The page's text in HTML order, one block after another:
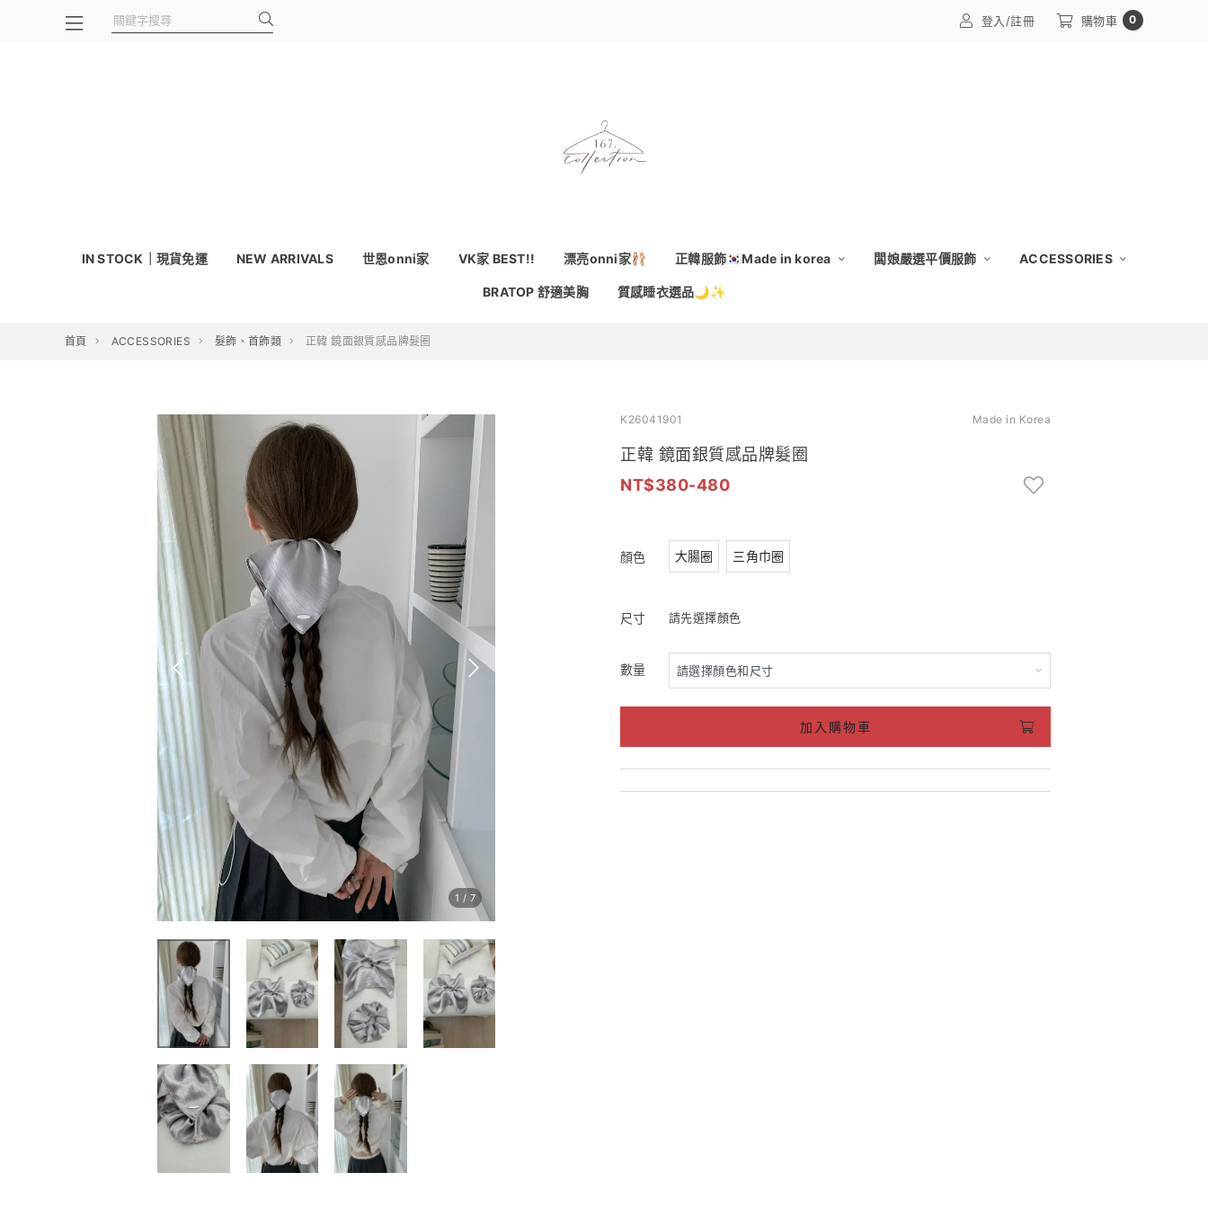
登入/註冊 購物車 0
IN STOCK｜現貨免運 NEW ARRIVALS 世恩onni家 VK家 BEST!! 漂亮onni家🩰 正韓服飾🇰🇷Made in korea 闆娘嚴選平價服飾 ACCESSORIES
BRATOP 舒適美胸 質感睡衣選品🌙✨
首頁 ACCESSORIES 髮飾、首飾類 正韓 鏡面銀質感品牌髮圈
1 / 7
K26041901 Made in Korea
正韓 鏡面銀質感品牌髮圈
380-480
顏色 大腸圈 三角巾圈
尺寸 請先選擇顏色
數量
加入購物車